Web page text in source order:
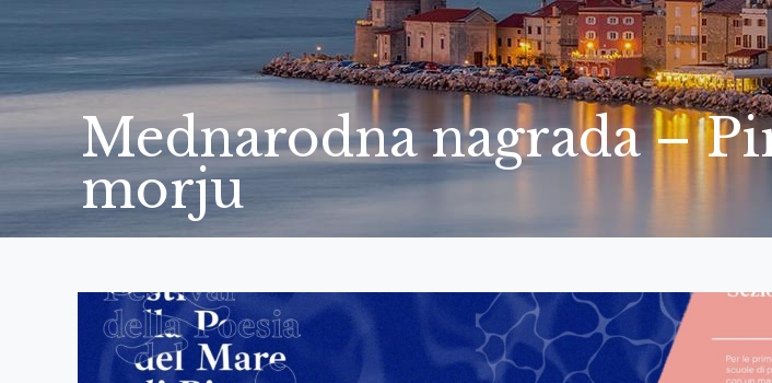
Mednarodna nagrada –
morju